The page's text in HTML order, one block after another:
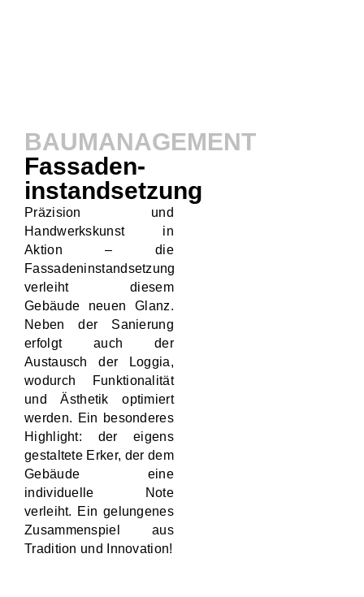
BAUMANAGEMENT
Fassaden-
instandsetzung
Präzision und
Handwerkskunst in
Aktion – die
Fassadeninstandsetzung
verleiht diesem
Gebäude neuen Glanz.
Neben der Sanierung
erfolgt auch der
Austausch der Loggia,
wodurch Funktionalität
und Ästhetik optimiert
werden. Ein besonderes
Highlight: der eigens
gestaltete Erker, der dem
Gebäude eine
individuelle Note
verleiht. Ein gelungenes
Zusammenspiel aus
Tradition und Innovation!